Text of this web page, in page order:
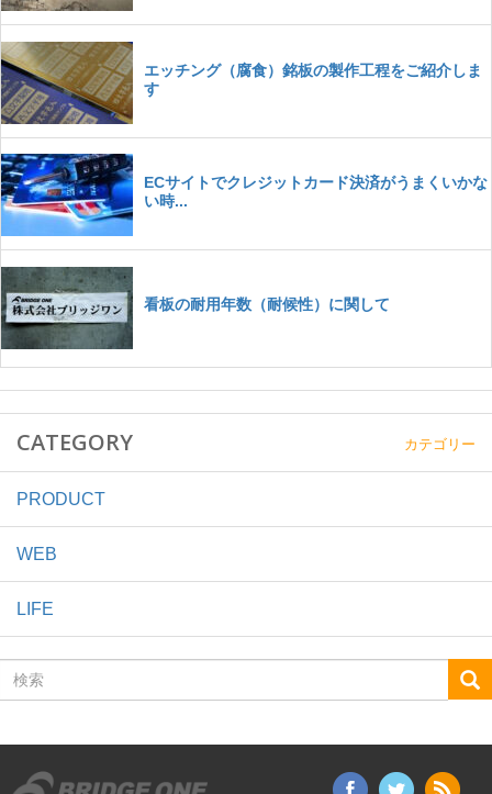
CATEGORY カテゴリー
PRODUCT
WEB
LIFE